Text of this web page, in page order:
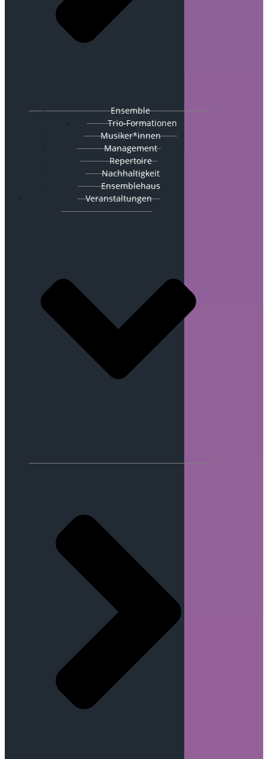
Ensemble
Trio-Formationen
Musiker*innen
Management
Repertoire
Nachhaltigkeit
Ensemblehaus
Veranstaltungen